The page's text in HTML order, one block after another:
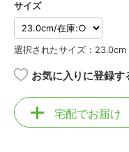
サイズ
選択されたサイズ：23.0cm
お気に入りに登録す
宅配でお届け